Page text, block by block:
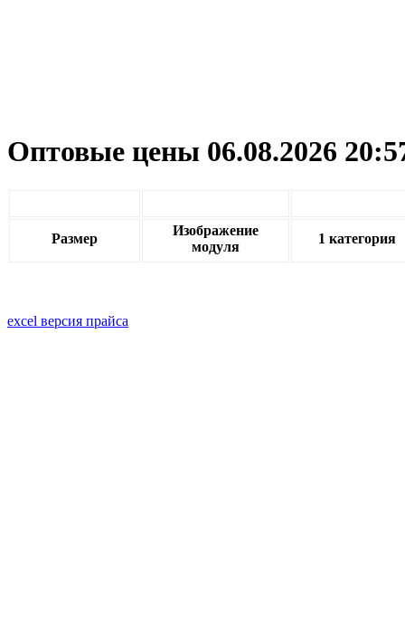
Оптовые цены 06.08.2026
Размер
Изображение
модуля
1 категория
excel версия прайса